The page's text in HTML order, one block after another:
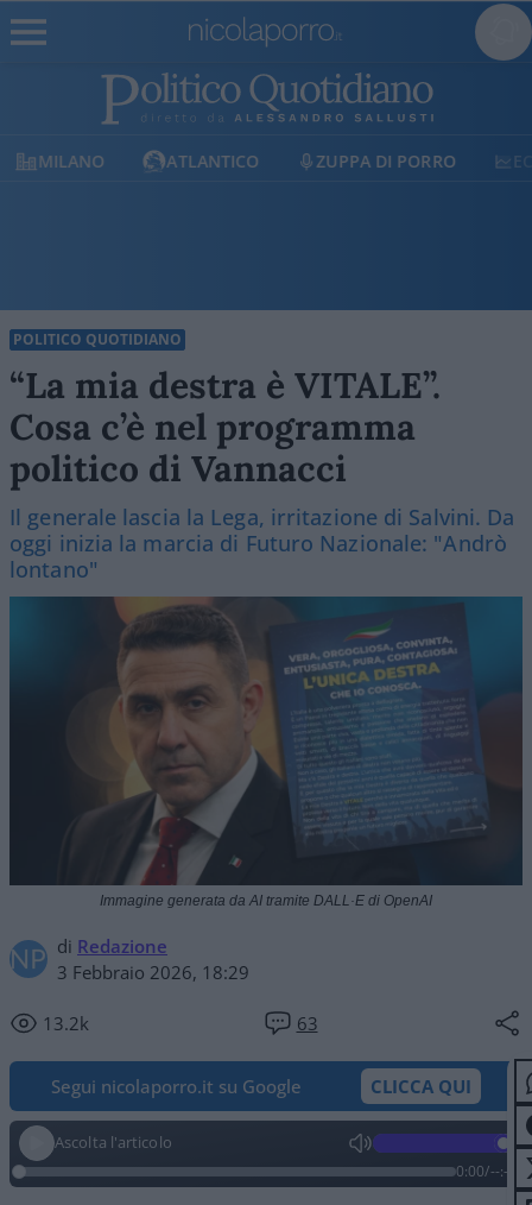
MILANO ATLANTICO ZUPPA DI PORRO
POLITICO QUOTIDIANO
“La mia destra è VITALE”.
Cosa c’è nel programma
politico di Vannacci
Il generale lascia la Lega, irritazione di Salvini. Da
oggi inizia la marcia di Futuro Nazionale: "Andrò
lontano"
di Redazione
3 Febbraio 2026, 18:29
13.2k 63
Immagine generata da AI tramite DALL·E di OpenAI
Segui nicolaporro.it su Google CLICCA QUI
Ascolta l'articolo
0:00/--:--